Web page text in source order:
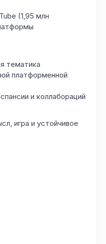
(1,95 млн
тематика
платформенной
и коллабораций
игра и устойчивое